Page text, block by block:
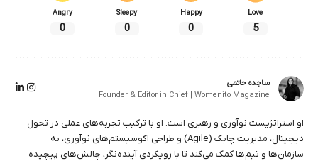
Love
5
Happy
0
Sleepy
0
Angry
0
ساجده حاتمی
Founder & Editor in Chief | Womenito Magazine
او استراتژیست نوآوری و رهبری است. او با ترکیب تجربه‌های عملی در تحول
دیجیتال، مدیریت چابک (Agile) و طراحی اکوسیستم‌های نوآوری، به
سازمان‌ها و تیم‌ها کمک می‌کند تا با رویکردی آینده‌نگر، چالش‌های پیچیده